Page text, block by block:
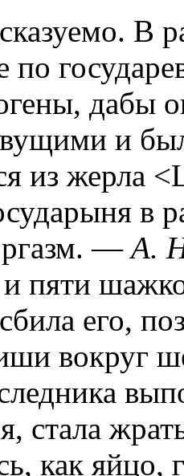
В
дабы
и
из жерла
в
—А.
пяти
его,
вокруг
стала
как яйцо,